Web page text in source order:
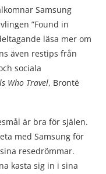
Samsung
”Found in
läsa mer om
även restips från
sociala
Who Travel, Brontë
är bra för själen.
med Samsung för
resedrömmar.
kasta sig in i sina